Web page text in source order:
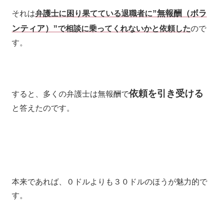
それは弁護士に困り果てている退職者に”無報酬（ボラ
ンティア）”で相談に乗ってくれないかと依頼したので
す。
すると、多くの弁護士は無報酬で依頼を引き受ける
と答えたのです。
本来であれば、０ドルよりも３０ドルのほうが魅力的で
す。